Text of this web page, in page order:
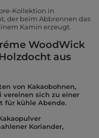
Kollektion in
der beim Abbrennen das
Kamin erzeugt.
WoodWick
aus
von Kakaobohnen,
sich zu einer
für kühle Abende.
Koriander,